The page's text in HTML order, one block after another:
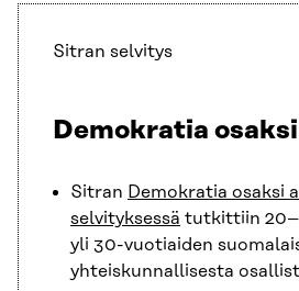
Sitran selvitys
Demokratia
Sitran Demokratia osaksi
selvityksessä tutkittiin
yli 30-vuotiaiden
yhteiskunnallisesta